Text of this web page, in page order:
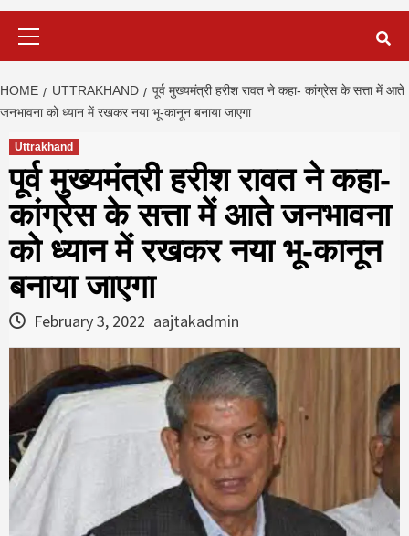
HOME UTTRAKHAND
पूर्व मुख्यमंत्री हरीश रावत ने कहा- कांग्रेस के सत्ता में आते
जनभावना को ध्यान में रखकर नया भू-कानून बनाया जाएगा
Uttrakhand
पूर्व मुख्यमंत्री हरीश रावत ने कहा-
कांग्रेस के सत्ता में आते जनभावना
को ध्यान में रखकर नया भू-कानून
बनाया जाएगा
February 3, 2022 aajtakadmin